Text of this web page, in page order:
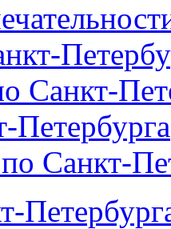
Санкт-
Петербурга
Санкт-